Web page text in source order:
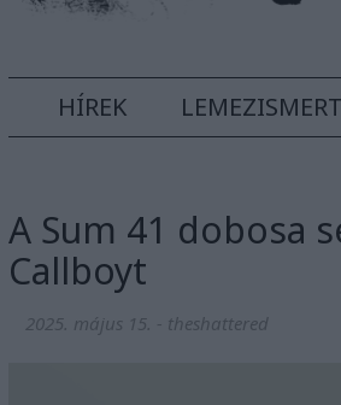
HÍREK
A Sum 41 dobosa
Callboyt
2025. május 15. - theshattered